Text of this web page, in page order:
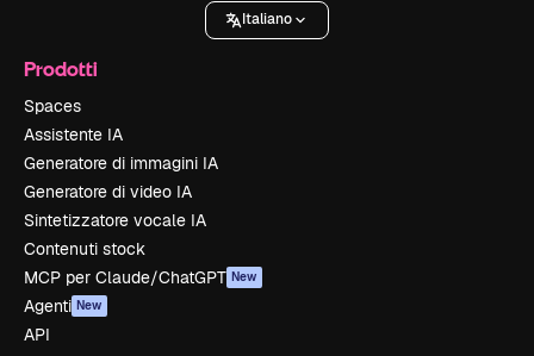
Italiano
Prodotti
Spaces
Assistente IA
Generatore di immagini IA
Generatore di video IA
Sintetizzatore vocale IA
Contenuti stock
MCP per Claude/ChatGPT New
Agenti New
API